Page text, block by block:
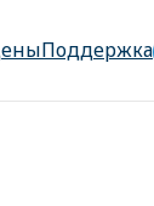
Поддержка